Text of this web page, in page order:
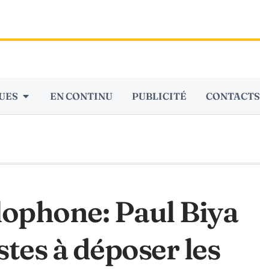
EN CONTINU PUBLICITÉ CONTACTS
Paul Biya
à déposer les